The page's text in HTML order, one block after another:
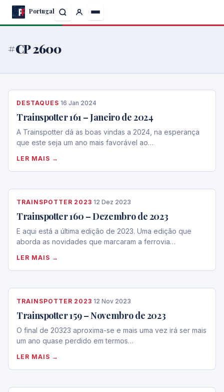
Skip
content
Portugal
#CP 2600
DESTAQUES·16 Jan 2024
Trainspotter 161 – Janeiro de 2024
A Trainspotter dá as boas vindas a 2024, na esperança
que este seja um ano mais favorável ao…
LER MAIS →
TRAINSPOTTER 2023·12 Dez 2023
Trainspotter 160 – Dezembro de 2023
E aqui está a última edição de 2023. Uma edição que
aborda as novidades que marcaram a ferrovia…
LER MAIS →
TRAINSPOTTER 2023·12 Nov 2023
Trainspotter 159 – Novembro de 2023
O final de 20323 aproxima-se e mais uma vez irá ser mais
um ano quase perdido em termos…
LER MAIS →